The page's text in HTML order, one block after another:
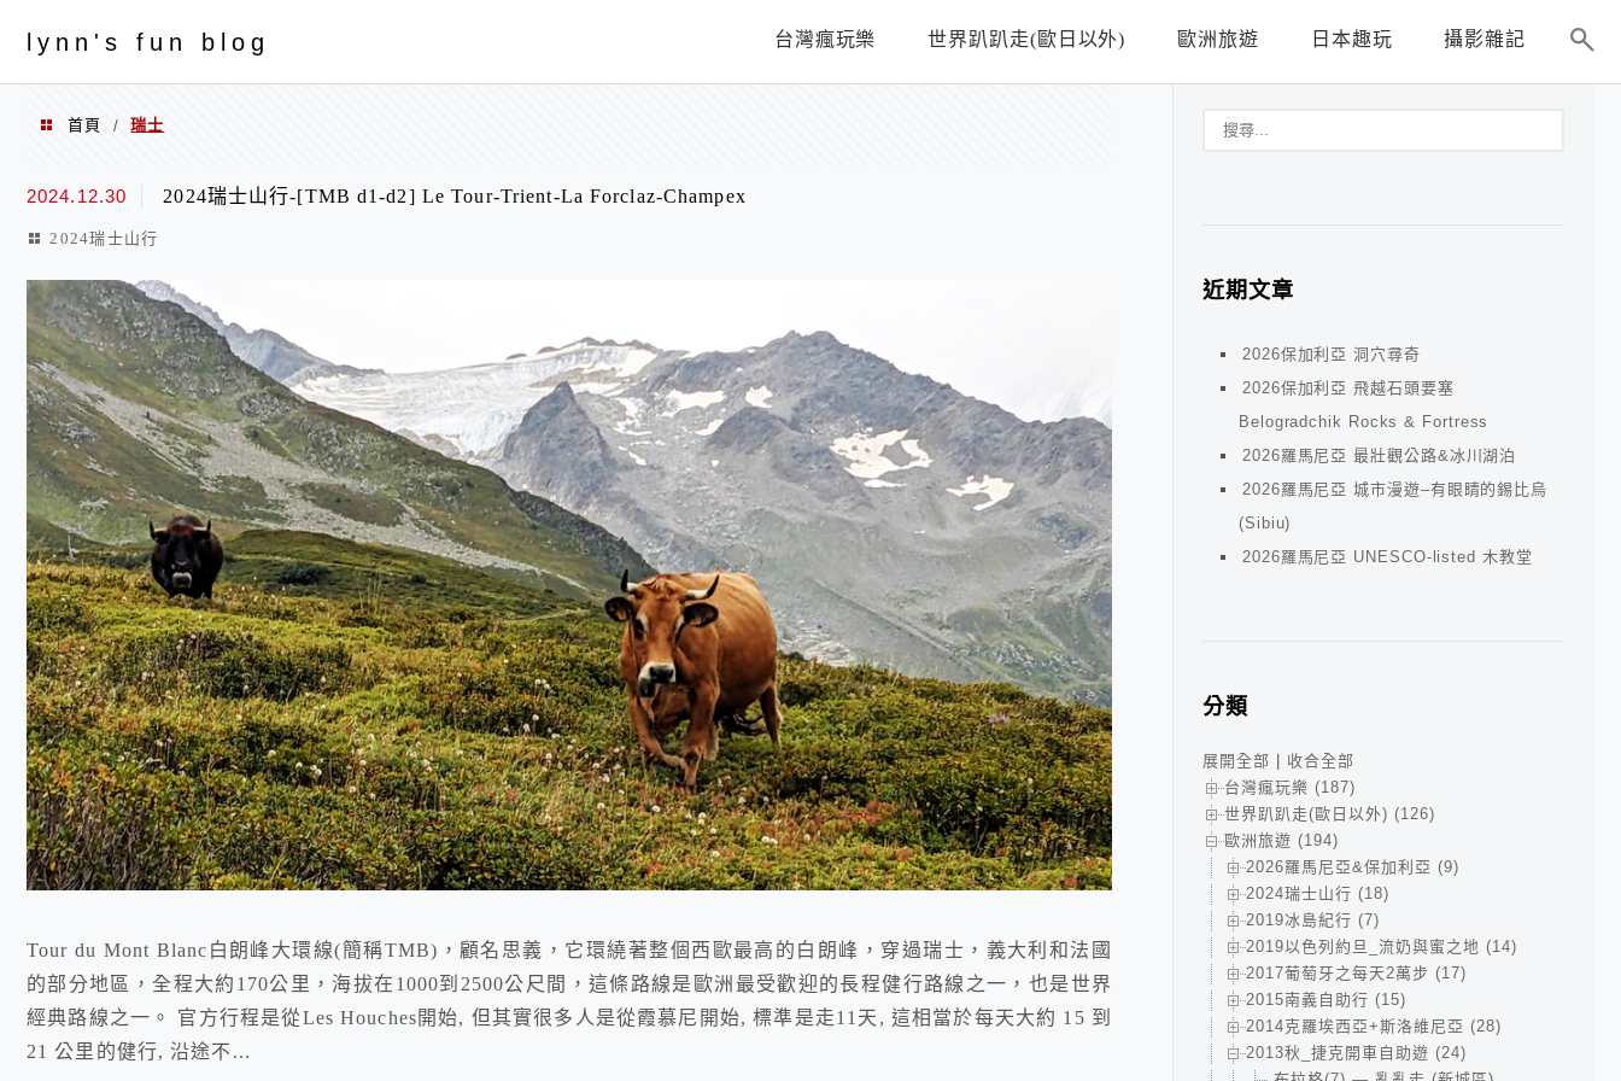
ly nn's fun blog 台灣瘋玩樂 世界趴趴走(歐日以外) 歐洲旅遊 日本趣玩 攝影雜記
首頁 / 瑞士
瑞士
2024.12.30 2024瑞士山行-[TMB d1-d2] Le Tour-Trient-La Forclaz-Champex
2024瑞士山行
Tour du Mont Blanc白朗峰大環線(簡稱TMB)，顧名思義，它環繞著整個西歐最高的白朗峰，穿過瑞士，義大利和法國
的部分地區，全程大約170公里，海拔在1000到2500公尺間，這條路線是歐洲最受歡迎的長程健行路線之一，也是世界
經典路線之一。 官方行程是從Les Houches開始, 但其實很多人是從霞慕尼開始, 標準是走11天, 這相當於每天大約 15 到
21 公里的健行, 沿途不...
近期文章
2026保加利亞 洞穴尋奇
2026保加利亞 飛越石頭要塞
Belogradchik Rocks & Fortress
2026羅馬尼亞 最壯觀公路&冰川湖泊
2026羅馬尼亞 城市漫遊–有眼睛的錫比烏
(Sibiu)
2026羅馬尼亞 UNESCO-listed 木教堂
分類
展開全部
收合全部
台灣瘋玩樂 (187)
世界趴趴走(歐日以外) (126)
歐洲旅遊 (194)
2026羅馬尼亞&保加利亞 (9)
2024瑞士山行 (18)
2019冰島紀行 (7)
2019以色列約旦_流奶與蜜之地 (14)
2017葡萄牙之每天2萬步 (17)
2015南義自助行 (15)
2014克羅埃西亞+斯洛維尼亞 (28)
2013秋_捷克開車自助遊 (24)